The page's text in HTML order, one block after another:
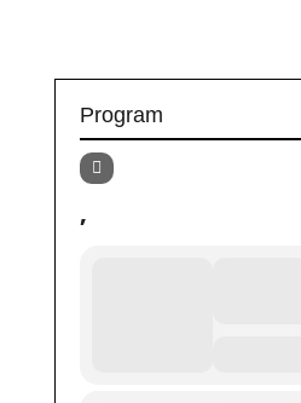
Program
,